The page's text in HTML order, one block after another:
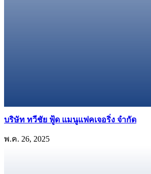
บริษัท ทวีชัย ฟู้ด แมนูแฟคเจอริ่ง จํากัด
พ.ค. 26, 2025